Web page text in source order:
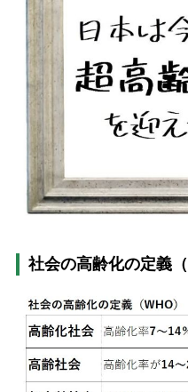
社会の高齢化の定義（